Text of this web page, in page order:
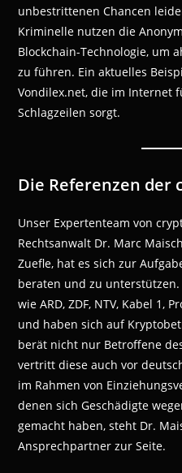
unbestrittenen Chancen
Kriminelle nutzen die
Blockchain-Technologie, um
zu führen. Ein aktuelles
Vondilex.net, die im Internet
Schlagzeilen sorgt.
Die Referenzen der
Unser Expertenteam von
Rechtsanwalt Dr. Marc
Zuefle, hat es sich zur
beraten und zu
wie ARD, ZDF, NTV, Kabel 1,
und haben sich auf
berät nicht nur Betroffene
vertritt diese auch vor
im Rahmen von
denen sich Geschädigte
gemacht haben, steht Dr.
Ansprechpartner zur Seite.